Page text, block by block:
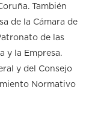
También
de la Cámara de
de las
y la Empresa.
y del Consejo
Normativo